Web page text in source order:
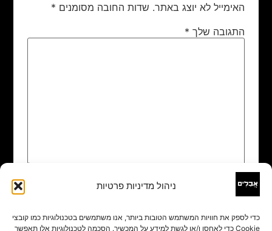
ניהול מדיניות פרטיות
כדי לספק את חוויות המשתמש הטובות ביותר, אנו משתמשים בטכנולוגיות כמו קובצי
Cookie כדי לאחסן ו/או לגשת למידע על המכשיר. הסכמה לטכנולוגיות אלו תאפשר
האימייל לא יוצג באתר. שדות החובה מסומנים *
התגובה שלך *
שם